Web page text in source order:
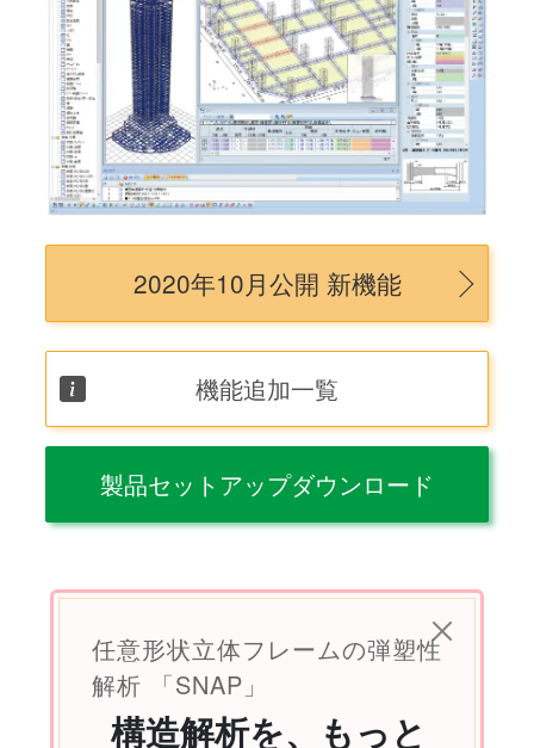
2020年10月公開 新機能
機能追加一覧
製品セットアップダウンロード
任意形状立体フレームの弾塑性
解析 「SNAP」
構造解析を、もっと